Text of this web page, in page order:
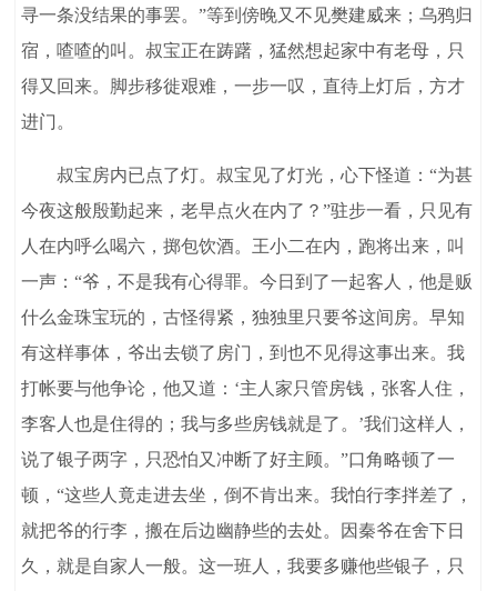
寻一条没结果的事罢。”等到傍晚又不见樊建威来；乌鸦归
宿，喳喳的叫。叔宝正在踌躇，猛然想起家中有老母，只
得又回来。脚步移徙艰难，一步一叹，直待上灯后，方才
进门。
叔宝房内已点了灯。叔宝见了灯光，心下怪道：“为甚
今夜这般殷勤起来，老早点火在内了？”驻步一看，只见有
人在内呼么喝六，掷包饮酒。王小二在内，跑将出来，叫
一声：“爷，不是我有心得罪。今日到了一起客人，他是贩
什么金珠宝玩的，古怪得紧，独独里只要爷这间房。早知
有这样事体，爷出去锁了房门，到也不见得这事出来。我
打帐要与他争论，他又道：‘主人家只管房钱，张客人住，
李客人也是住得的；我与多些房钱就是了。’我们这样人，
说了银子两字，只恐怕又冲断了好主顾。”口角略顿了一
顿，“这些人竟走进去坐，倒不肯出来。我怕行李拌差了，
就把爷的行李，搬在后边幽静些的去处。因秦爷在舍下日
久，就是自家人一般。这一班人，我要多赚他些银子，只